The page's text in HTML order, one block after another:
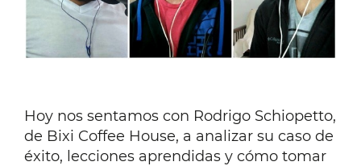
Hoy nos sentamos con Rodrigo Schiopetto,
de Bixi Coffee House, a analizar su caso de
éxito, lecciones aprendidas y cómo tomar